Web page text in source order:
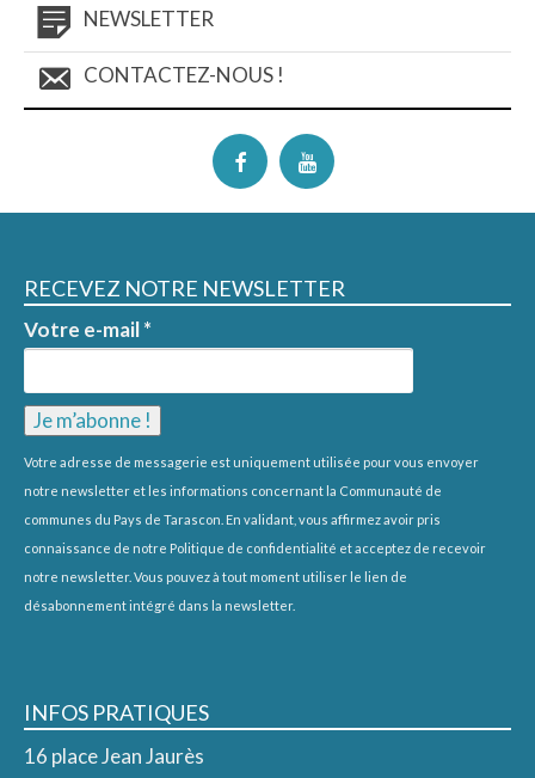
NEWSLETTER
CONTACTEZ-NOUS !
RECEVEZ NOTRE NEWSLETTER
Votre e-mail*
Votre adresse de messagerie est uniquement utilisée pour vous envoyer
notre newsletter et les informations concernant la Communauté de
communes du Pays de Tarascon. En validant, vous affirmez avoir pris
connaissance de notre Politique de confidentialité et acceptez de recevoir
notre newsletter. Vous pouvez à tout moment utiliser le lien de
désabonnement intégré dans la newsletter.
INFOS PRATIQUES
16 place Jean Jaurès